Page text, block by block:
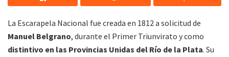
La Escarapela Nacional fue creada en 1812 a solicitud de
Manuel Belgrano, durante el Primer Triunvirato y como
distintivo en las Provincias Unidas del Río de la Plata. Su